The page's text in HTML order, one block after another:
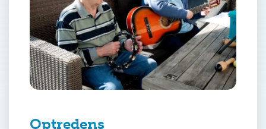
Optredens